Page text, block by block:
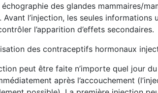
échographie des glandes mammaires/
Avant l’injection, les seules
l’apparition d’effets secondaires.
des contraceptifs hormonaux
peut être faite n’importe quel jour
après l’accouchement